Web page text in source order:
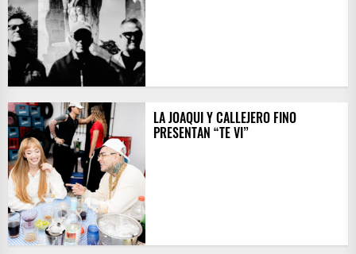
LA JOAQUI Y CALLEJERO FINO
PRESENTAN “TE VI”